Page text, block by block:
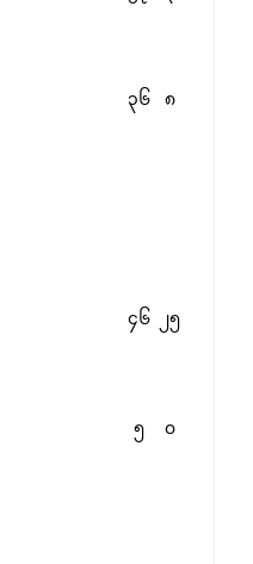
၃၆ ၈
၄၆ ၂၅
၅ ၀